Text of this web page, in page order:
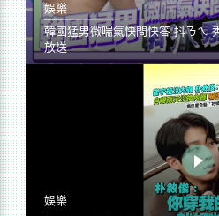
娛樂
韓國猛男微喘氣快問快答 抖ㄋㄟ
放送
娛樂